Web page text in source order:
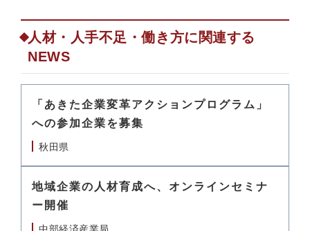
人材・人手不足・働き方に関連する
NEWS
「あきた企業変革アクションプログラム」
への参加企業を募集
秋田県
地域企業の人材育成へ、オンラインセミナ
ー開催